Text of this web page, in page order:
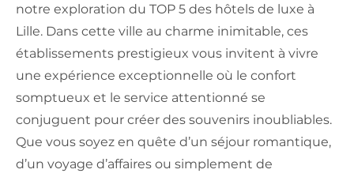
notre exploration du TOP 5 des hôtels de luxe à
Lille. Dans cette ville au charme inimitable, ces
établissements prestigieux vous invitent à vivre
une expérience exceptionnelle où le confort
somptueux et le service attentionné se
conjuguent pour créer des souvenirs inoubliables.
Que vous soyez en quête d’un séjour romantique,
d’un voyage d’affaires ou simplement de